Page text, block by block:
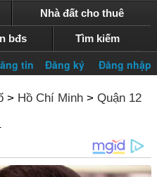
Nhà đất cho thuê
bđs Tìm kiếm
> Hồ Chí Minh > Quận 12